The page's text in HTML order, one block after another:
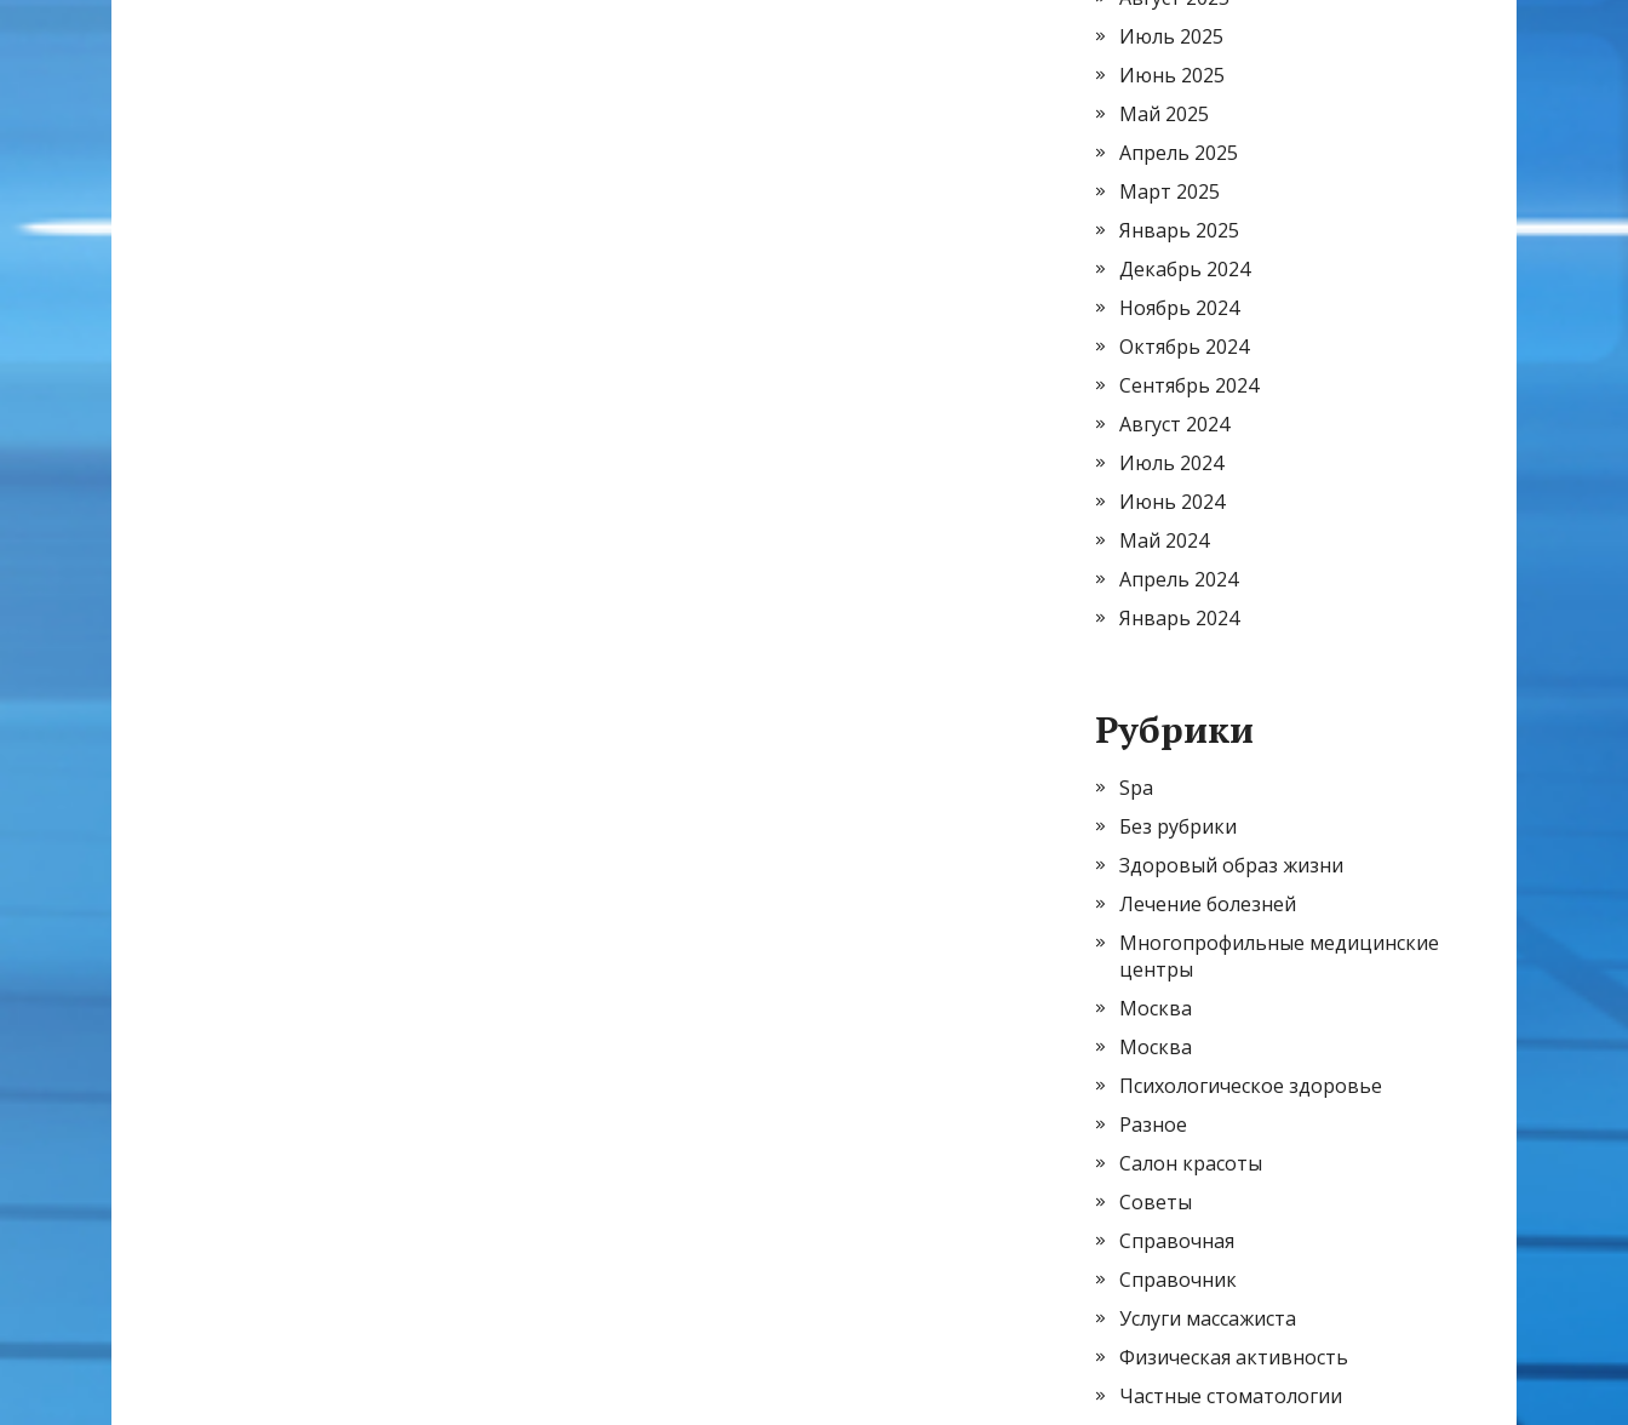
Июль 2025
Июнь 2025
Май 2025
Апрель 2025
Март 2025
Январь 2025
Декабрь 2024
Ноябрь 2024
Октябрь 2024
Сентябрь 2024
Август 2024
Июль 2024
Июнь 2024
Май 2024
Апрель 2024
Январь 2024
Рубрики
Spa
Без рубрики
Здоровый образ жизни
Лечение болезней
Многопрофильные медицинские
центры
Москва
Москва
Психологическое здоровье
Разное
Салон красоты
Советы
Справочная
Справочник
Услуги массажиста
Физическая активность
Частные стоматологии